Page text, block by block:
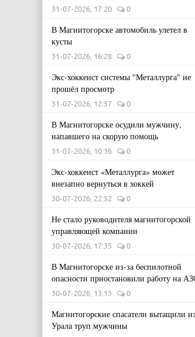
31-07-2026, 17:20 0
В Магнитогорске автомобиль улетел в
кусты
31-07-2026, 16:28 0
Экс-хоккеист системы "Металлурга" не
прошёл просмотр
31-07-2026, 12:57 0
В Магнитогорске осудили мужчину,
напавшего на скорую помощь
31-07-2026, 10:36 0
Экс-хоккеист «Металлурга» может
внезапно вернуться в хоккей
30-07-2026, 22:52 0
Не стало руководителя магнитогорской
управляющей компании
30-07-2026, 17:35 0
В Магнитогорске из-за беспилотной
опасности приостановили работу на
30-07-2026, 13:13 0
Магнитогорские спасатели вытащили из
Урала труп мужчины